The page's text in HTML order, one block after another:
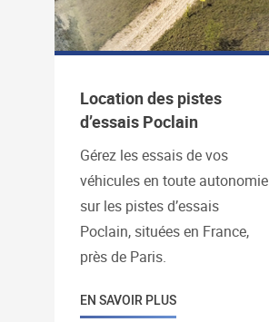
Location des pistes
d’essais Poclain
Gérez les essais de vos
véhicules en toute autonomie
sur les pistes d’essais
Poclain, situées en France,
près de Paris.
EN SAVOIR PLUS